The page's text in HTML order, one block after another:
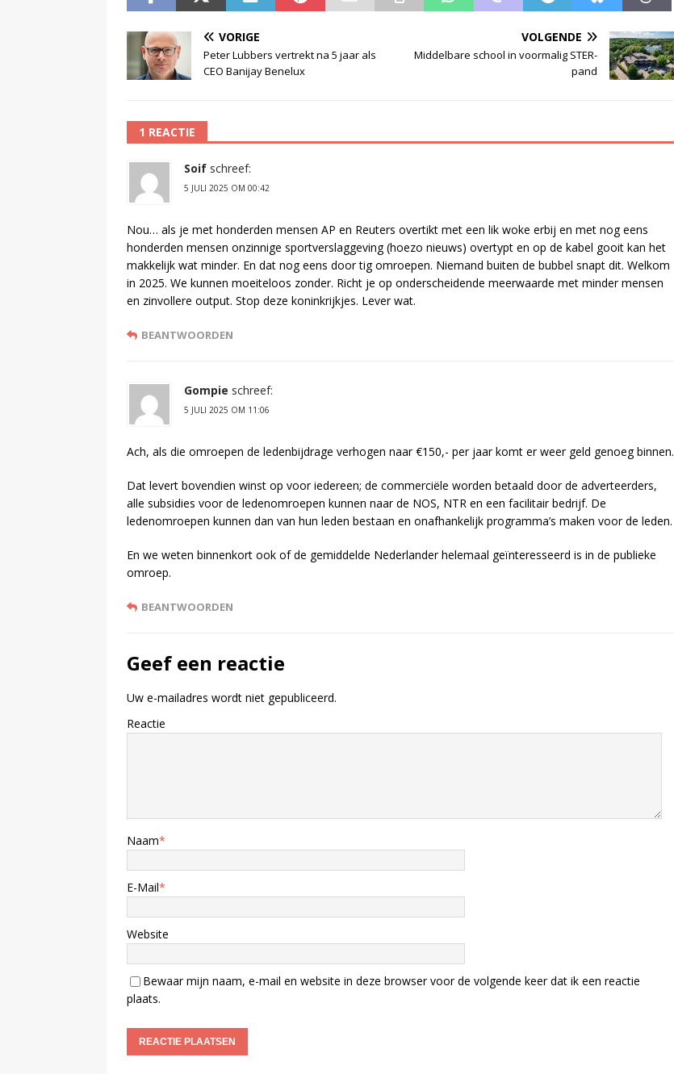
VORIGE
Peter Lubbers vertrekt na 5 jaar als
CEO Banijay Benelux
VOLGENDE
Middelbare school in voormalig STER-
pand
1 REACTIE
Soif schreef:
5 JULI 2025 OM 00:42
Nou… als je met honderden mensen AP en Reuters overtikt met een lik woke erbij en met nog eens
honderden mensen onzinnige sportverslaggeving (hoezo nieuws) overtypt en op de kabel gooit kan het
makkelijk wat minder. En dat nog eens door tig omroepen. Niemand buiten de bubbel snapt dit. Welkom
in 2025. We kunnen moeiteloos zonder. Richt je op onderscheidende meerwaarde met minder mensen
en zinvollere output. Stop deze koninkrijkjes. Lever wat.
BEANTWOORDEN
Gompie schreef:
5 JULI 2025 OM 11:06
Ach, als die omroepen de ledenbijdrage verhogen naar €150,- per jaar komt er weer geld genoeg binnen.
Dat levert bovendien winst op voor iedereen; de commerciële worden betaald door de adverteerders,
alle subsidies voor de ledenomroepen kunnen naar de NOS, NTR en een facilitair bedrijf. De
ledenomroepen kunnen dan van hun leden bestaan en onafhankelijk programma’s maken voor de leden.
En we weten binnenkort ook of de gemiddelde Nederlander helemaal geïnteresseerd is in de publieke
omroep.
BEANTWOORDEN
Geef een reactie
Uw e-mailadres wordt niet gepubliceerd.
Reactie
Naam*
E-Mail*
Website
Bewaar mijn naam, e-mail en website in deze browser voor de volgende keer dat ik een reactie
plaats.